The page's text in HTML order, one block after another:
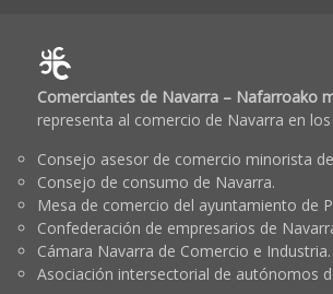
Comerciantes de Navarra – Nafarroako
representa al comercio de Navarra en
Consejo asesor de comercio minorista
Consejo de consumo de Navarra.
Mesa de comercio del ayuntamiento de
Confederación de empresarios de
Cámara Navarra de Comercio e Industria.
Asociación intersectorial de autónomos